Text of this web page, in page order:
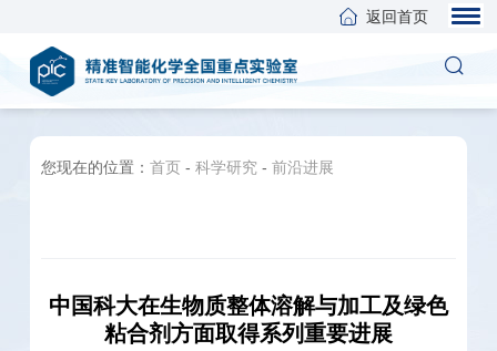
返回首页
您现在的位置： 首页- 科学研究 - 前沿进展
中国科大在生物质整体溶解与加工及绿色
粘合剂方面取得系列重要进展